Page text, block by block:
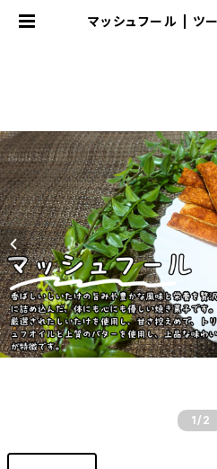
マッシュフール | ツ
1 /2